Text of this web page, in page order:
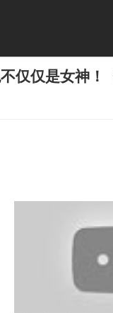
仅仅是女神！